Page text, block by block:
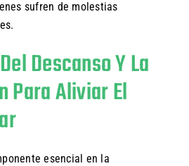
sufren de molestias
Descanso Y La
Para Aliviar El
esencial en la